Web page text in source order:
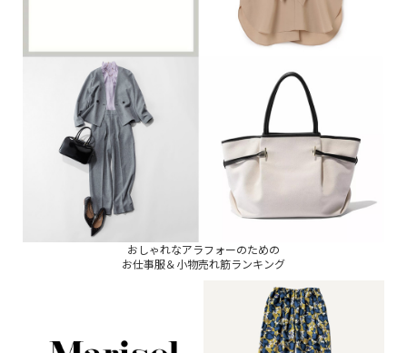
おしゃれなアラフォーのための
お仕事服＆小物売れ筋ランキング